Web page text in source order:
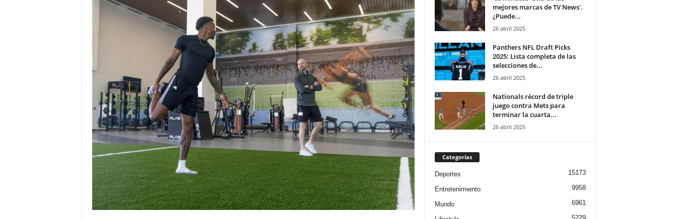
mejores marcas de TV News'.
¿Puede...
26 abril 2025
Panthers NFL Draft Picks
2025: Lista completa de las
selecciones de...
26 abril 2025
Nationals récord de triple
juego contra Mets para
terminar la cuarta...
26 abril 2025
Categorías
Deportes 15173
Entretenimiento 9958
Mundo 6961